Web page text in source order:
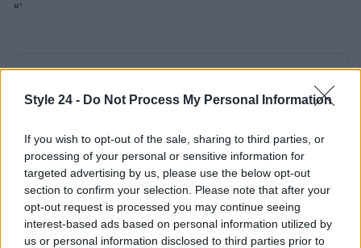
Style 24 - Do Not Process My Personal Information
If you wish to opt-out of the sale, sharing to third parties, or
processing of your personal or sensitive information for
targeted advertising by us, please use the below opt-out
section to confirm your selection. Please note that after your
opt-out request is processed you may continue seeing
interest-based ads based on personal information utilized by
us or personal information disclosed to third parties prior to
“`
Staff